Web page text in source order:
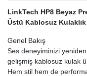
LinkTech HP8 Beyaz
Üstü Kablosuz
Genel Bakış
Ses deneyiminizi
gelişmiş kablosuz kulak
Hem stil hem de